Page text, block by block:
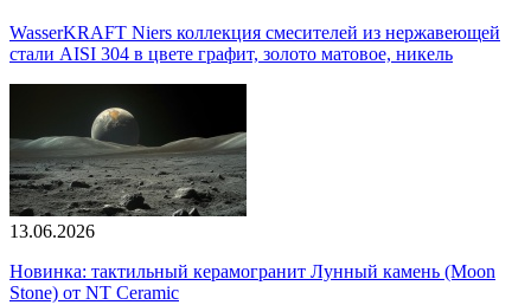
WasserKRAFT Niers коллекция смесителей из нержавеющей
стали AISI 304 в цвете графит, золото матовое, никель
13.06.2026
Новинка: тактильный керамогранит Лунный камень (Moon
Stone) от NT Ceramic